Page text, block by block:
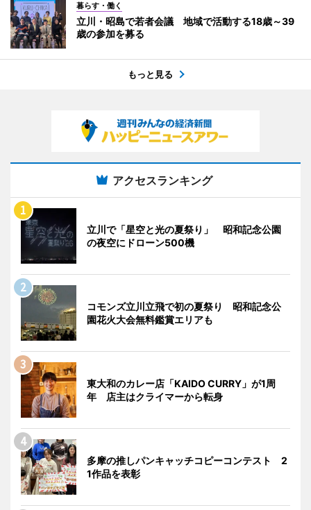
暮らす・働く
立川・昭島で若者会議 地域で活動する18歳～39
歳の参加を募る
もっと見る
アクセスランキング
立川で「星空と光の夏祭り」 昭和記念公園
の夜空にドローン500機
コモンズ立川立飛で初の夏祭り 昭和記念公
園花火大会無料鑑賞エリアも
東大和のカレー店「KAIDO CURRY」が1周
年 店主はクライマーから転身
多摩の推しパンキャッチコピーコンテスト 2
1作品を表彰